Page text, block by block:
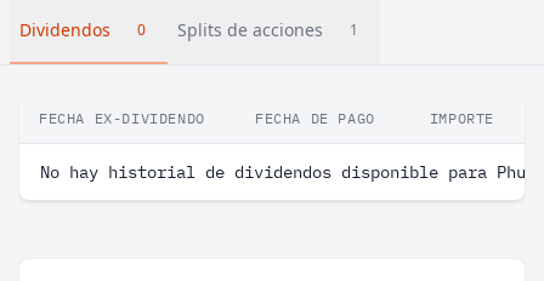
Dividendos 0 Splits de acciones 1
FECHA EX-DIVIDENDO FECHA DE PAGO IMPORTE
No hay historial de dividendos disponible para